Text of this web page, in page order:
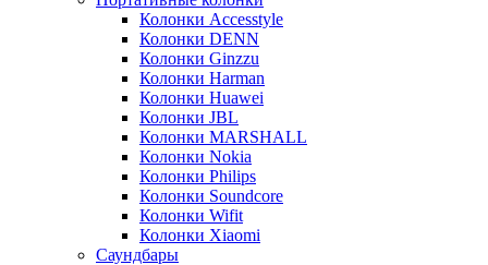
Колонки Accesstyle
Колонки DENN
Колонки Ginzzu
Колонки Harman
Колонки Huawei
Колонки JBL
Колонки MARSHALL
Колонки Nokia
Колонки Philips
Колонки Soundcore
Колонки Wifit
Колонки Xiaomi
Саундбары